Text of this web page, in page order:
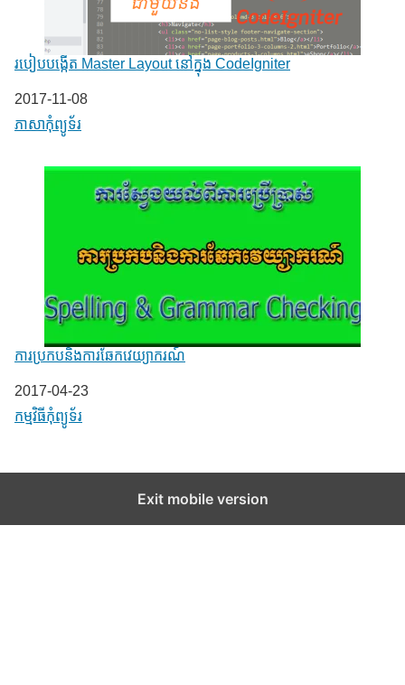
របៀបបង្កើត Master Layout នៅក្នុង CodeIgniter
Date
2017-11-08
In relation to
ភាសា​កុំព្យូទ័រ
ការប្រកបនិងការឆែកវេយ្យាករណ៍
Date
2017-04-23
In relation to
កម្មវិធីកុំព្យូទ័រ
Exit mobile version